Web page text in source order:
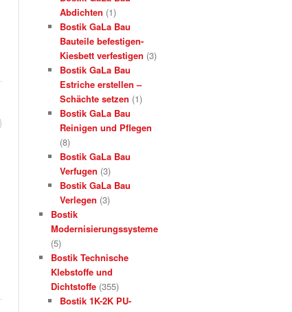
Abdichten (1)
Bostik GaLa Bau
Bauteile befestigen-
Kiesbett verfestigen (3)
Bostik GaLa Bau
Estriche erstellen –
Schächte setzen (1)
Bostik GaLa Bau
Reinigen und Pflegen
(8)
Bostik GaLa Bau
Verfugen (3)
Bostik GaLa Bau
Verlegen (3)
Bostik
Modernisierungssysteme
(5)
Bostik Technische
Klebstoffe und
Dichtstoffe (355)
Bostik 1K-2K PU-